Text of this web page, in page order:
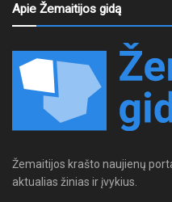
Apie Žemaitijos gidą
Žemaitijos krašto naujienų
aktualias žinias ir įvykius.